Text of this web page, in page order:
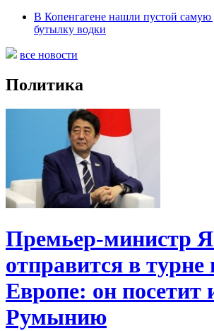
В Копенгагене нашли пустой
бутылку водки
все новости
Политика
Премьер-министр
отправится в турне
Европе: он посетит
Румынию